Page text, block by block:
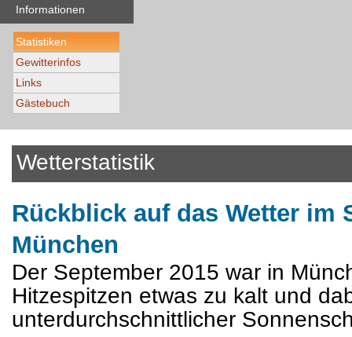
Informationen
Statistiken
Gewitterinfos
Links
Gästebuch
Wetterstatistik
Rückblick auf das Wetter im
München
Der September 2015 war in
Hitzespitzen etwas zu kalt und
unterdurchschnittlicher